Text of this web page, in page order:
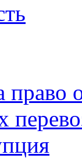
право